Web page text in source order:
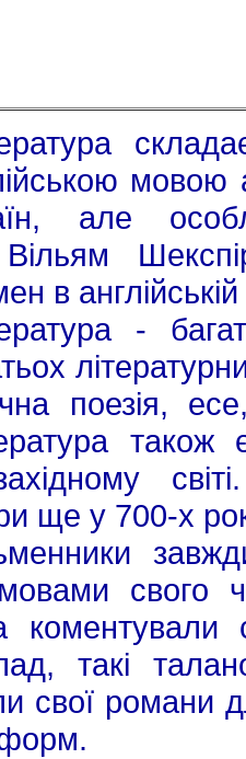
мовою
але
Вільям
в англійській
-
поезія,
ще у 700-х
свого
такі
свої романи